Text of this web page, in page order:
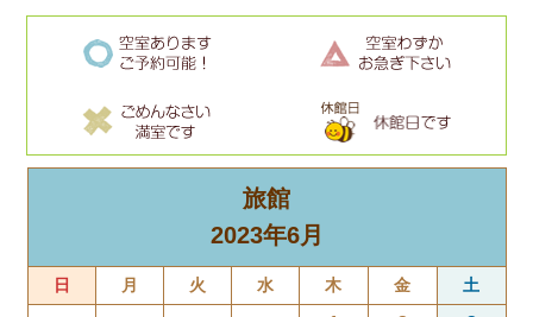
旅館
2023年6月
日 月 火 水 木 金 土